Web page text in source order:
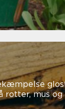
glostrup
rotter, mus